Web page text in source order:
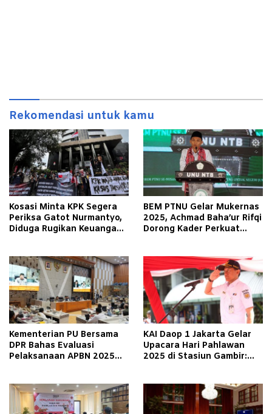
Rekomendasi untuk kamu
Kosasi Minta KPK Segera
Periksa Gatot Nurmantyo,
Diduga Rugikan Keuangan
BEM PTNU Gelar Mukernas
2025, Achmad Baha’ur Rifqi
Dorong Kader Perkuat
Kementerian PU Bersama
DPR Bahas Evaluasi
Pelaksanaan APBN 2025
KAI Daop 1 Jakarta Gelar
Upacara Hari Pahlawan
2025 di Stasiun Gambir: